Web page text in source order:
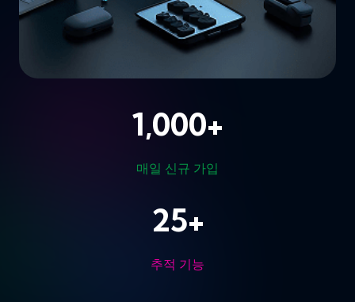
1,000+
매일 신규 가입
25+
추적 기능